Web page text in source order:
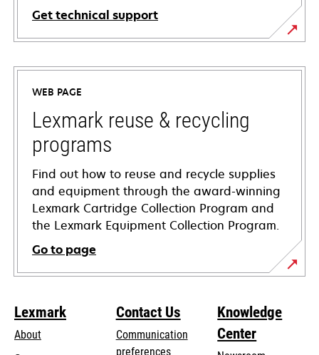
Get technical support
opens
in
new
tab
WEB PAGE
Lexmark reuse & recycling
programs
Find out how to reuse and recycle supplies
and equipment through the award-winning
Lexmark Cartridge Collection Program and
the Lexmark Equipment Collection Program.
Go to page
Lexmark
About
Contact Us
Communication
preferences
Knowledge
Center